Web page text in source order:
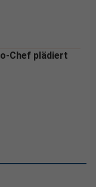
Chef plädiert